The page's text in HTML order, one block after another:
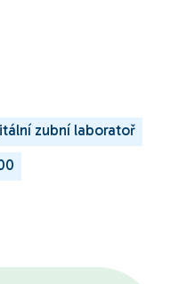
zubní laboratoř